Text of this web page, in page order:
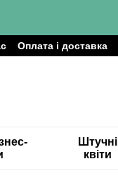
Оплата і доставка
Штучні
квіти